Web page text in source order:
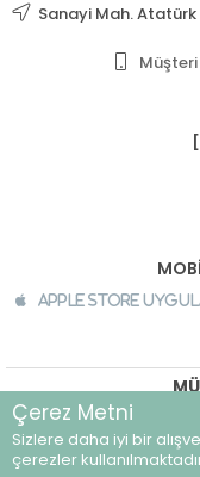
Sanayi Mah. Atatürk
Apple Store
©
Çerez Metni
Sizlere daha iyi bir
çerezler